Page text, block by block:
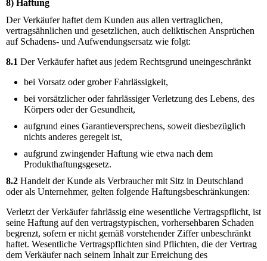
8) Haftung
Der Verkäufer haftet dem Kunden aus allen vertraglichen,
vertragsähnlichen und gesetzlichen, auch deliktischen Ansprüchen
auf Schadens- und Aufwendungsersatz wie folgt:
8.1 Der Verkäufer haftet aus jedem Rechtsgrund uneingeschränkt
bei Vorsatz oder grober Fahrlässigkeit,
bei vorsätzlicher oder fahrlässiger Verletzung des Lebens, des
Körpers oder der Gesundheit,
aufgrund eines Garantieversprechens, soweit diesbezüglich
nichts anderes geregelt ist,
aufgrund zwingender Haftung wie etwa nach dem
Produkthaftungsgesetz.
8.2 Handelt der Kunde als Verbraucher mit Sitz in Deutschland
oder als Unternehmer, gelten folgende Haftungsbeschränkungen:
Verletzt der Verkäufer fahrlässig eine wesentliche Vertragspflicht, ist
seine Haftung auf den vertragstypischen, vorhersehbaren Schaden
begrenzt, sofern er nicht gemäß vorstehender Ziffer unbeschränkt
haftet. Wesentliche Vertragspflichten sind Pflichten, die der Vertrag
dem Verkäufer nach seinem Inhalt zur Erreichung des